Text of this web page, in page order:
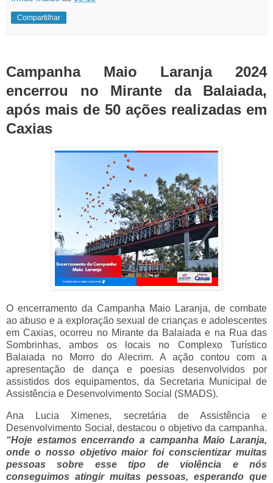
Compartilhar
Campanha Maio Laranja 2024
encerrou no Mirante da Balaiada,
após mais de 50 ações realizadas em
Caxias
O encerramento da Campanha Maio Laranja, de combate
ao abuso e a exploração sexual de crianças e adolescentes
em Caxias, ocorreu no Mirante da Balaiada e na Rua das
Sombrinhas, ambos os locais no Complexo Turístico
Balaiada no Morro do Alecrim. A ação contou com a
apresentação de dança e poesias desenvolvidos por
assistidos dos equipamentos, da Secretaria Municipal de
Assistência e Desenvolvimento Social (SMADS).
Ana Lucia Ximenes, secretária de Assistência e
Desenvolvimento Social, destacou o objetivo da campanha.
“Hoje estamos encerrando a campanha Maio Laranja,
onde o nosso objetivo maior foi conscientizar muitas
pessoas sobre esse tipo de violência e nós
conseguimos atingir muitas pessoas, esperando que